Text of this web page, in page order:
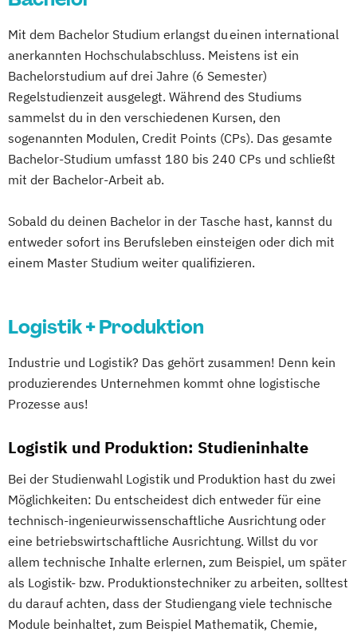
Mit dem Bachelor Studium erlangst du einen international
anerkannten Hochschulabschluss. Meistens ist ein
Bachelorstudium auf drei Jahre (6 Semester)
Regelstudienzeit ausgelegt. Während des Studiums
sammelst du in den verschiedenen Kursen, den
sogenannten Modulen, Credit Points (CPs). Das gesamte
Bachelor-Studium umfasst 180 bis 240 CPs und schließt
mit der Bachelor-Arbeit ab.
Sobald du deinen Bachelor in der Tasche hast, kannst du
entweder sofort ins Berufsleben einsteigen oder dich mit
einem Master Studium weiter qualifizieren.
Logistik + Produktion
Industrie und Logistik? Das gehört zusammen! Denn kein
produzierendes Unternehmen kommt ohne logistische
Prozesse aus!
Logistik und Produktion: Studieninhalte
Bei der Studienwahl Logistik und Produktion hast du zwei
Möglichkeiten: Du entscheidest dich entweder für eine
technisch-ingenieurwissenschaftliche Ausrichtung oder
eine betriebswirtschaftliche Ausrichtung. Willst du vor
allem technische Inhalte erlernen, zum Beispiel, um später
als Logistik- bzw. Produktionstechniker zu arbeiten, solltest
du darauf achten, dass der Studiengang viele technische
Module beinhaltet, zum Beispiel Mathematik, Chemie,